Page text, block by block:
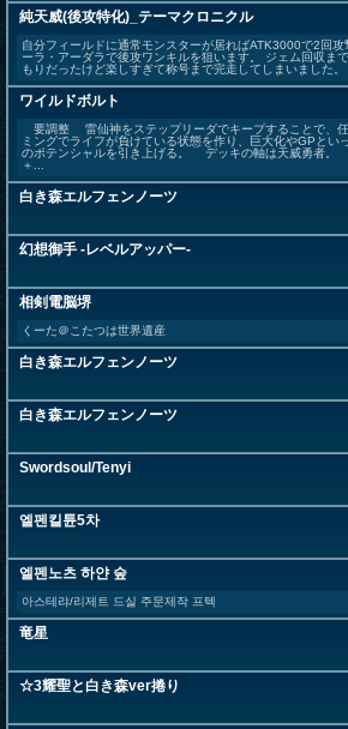
純天威(後攻特化)_テーマクロニクル
自分フィールドに通常モンスターが居ればATK3000で2回攻
ーラ・アーダラで後攻ワンキルを狙います。 ジェム回収ま
もりだったけど楽しすぎて称号まで完走してしまいました。
ワイルドボルト
要調整 雷仙神をステップリーダでキープすることで、任
ミングでライフが負けている状態を作り、巨大化やGPとい
のポテンシャルを引き上げる。 デッキの軸は天威勇者。
＋...
白き森エルフェンノーツ
幻想御手 -レベルアッパー-
相剣電脳堺
くーた＠こたつは世界遺産
白き森エルフェンノーツ
白き森エルフェンノーツ
Swordsoul/Tenyi
엘펜킬튠5차
엘펜노츠 하얀 숲
아스테랴/리제트 드실 주문제작 프텍
竜星
☆3耀聖と白き森ver捲り